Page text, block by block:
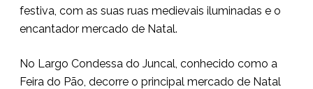
festiva, com as suas ruas medievais iluminadas e o
encantador mercado de Natal.
No Largo Condessa do Juncal, conhecido como a
Feira do Pão, decorre o principal mercado de Natal